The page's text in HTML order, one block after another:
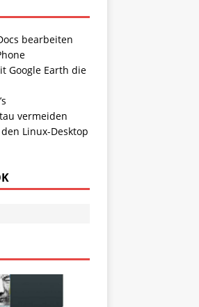
bearbeiten
Google Earth die
vermeiden
Linux-Desktop